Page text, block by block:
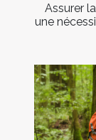
Assurer
une